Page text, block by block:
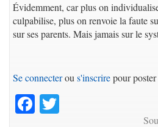
Évidemment, car plus on
culpabilise, plus on renvoie la faute
sur ses parents. Mais jamais sur le
Se connecterou s'inscrirepour
Facebook